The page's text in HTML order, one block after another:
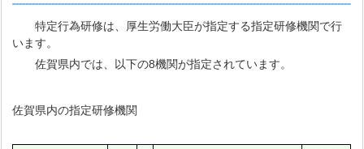
特定行為研修は、厚生労働大臣が指定する指定研修機関で行
います。
佐賀県内では、以下の8機関が指定されています。
佐賀県内の指定研修機関